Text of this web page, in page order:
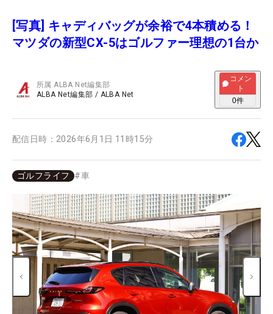
[写真] キャディバッグが余裕で4本積める！
マツダの新型CX-5はゴルファー理想の1台か
所属ALBA Net編集部
ALBA Net編集部 / ALBA Net
コメン
ト
0件
配信日時： 2026年6月1日 11時15分
ゴルフライフ #車